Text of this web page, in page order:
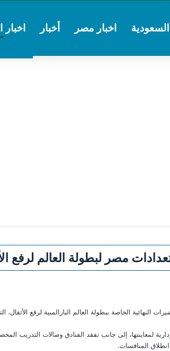
السعودية اخبار مصر أخبار اخبار
مصر لبطولة العالم لرفع
لمعاينتها، إلى جانب تفقد الفنادق وصالات التدريب
المنافسات.